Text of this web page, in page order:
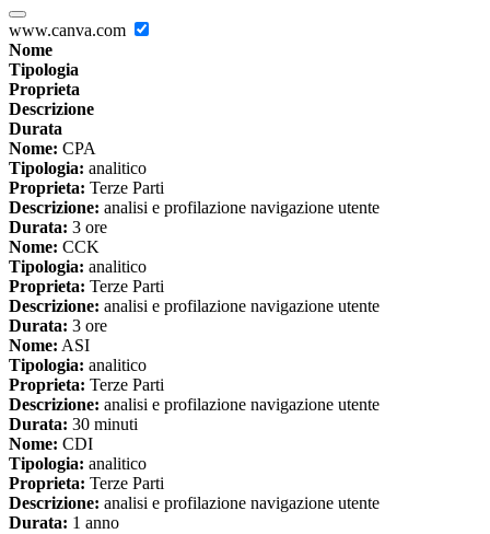
www.canva.com
Nome
Tipologia
Proprieta
Descrizione
Durata
Nome: CPA
Tipologia: analitico
Proprieta: Terze Parti
Descrizione: analisi e profilazione navigazione utente
Durata: 3 ore
Nome: CCK
Tipologia: analitico
Proprieta: Terze Parti
Descrizione: analisi e profilazione navigazione utente
Durata: 3 ore
Nome: ASI
Tipologia: analitico
Proprieta: Terze Parti
Descrizione: analisi e profilazione navigazione utente
Durata: 30 minuti
Nome: CDI
Tipologia: analitico
Proprieta: Terze Parti
Descrizione: analisi e profilazione navigazione utente
Durata: 1 anno